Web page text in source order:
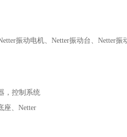
振动电机、Netter振动台、Netter振
，控制系统
座、Netter